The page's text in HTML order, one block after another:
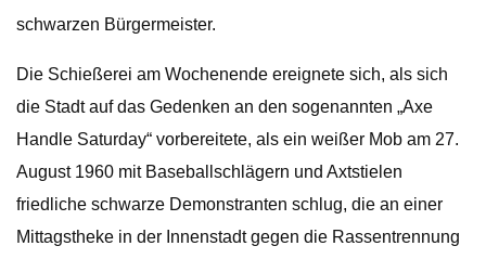
schwarzen Bürgermeister.
Die Schießerei am Wochenende ereignete sich, als sich
die Stadt auf das Gedenken an den sogenannten „Axe
Handle Saturday“ vorbereitete, als ein weißer Mob am 27.
August 1960 mit Baseballschlägern und Axtstielen
friedliche schwarze Demonstranten schlug, die an einer
Mittagstheke in der Innenstadt gegen die Rassentrennung